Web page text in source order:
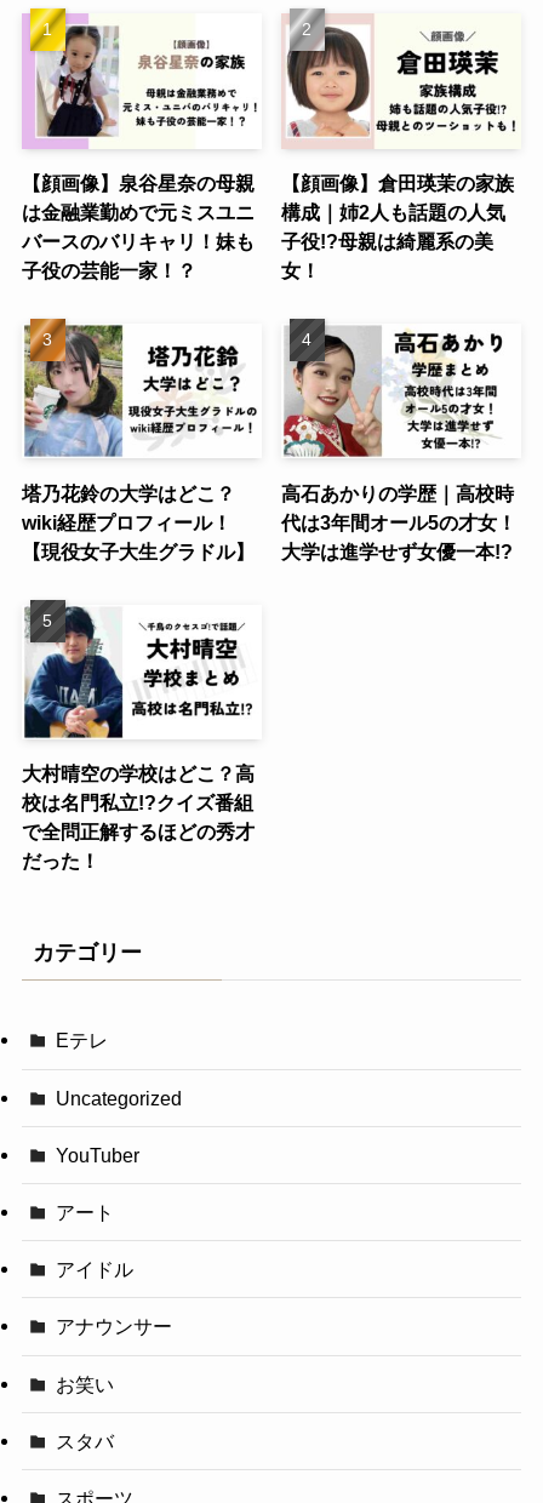
【顔画像】泉谷星奈の母親
は金融業勤めで元ミスユニ
バースのバリキャリ！妹も
子役の芸能一家！？
【顔画像】倉田瑛茉の家族
構成｜姉2人も話題の人気
子役!?母親は綺麗系の美
女！
塔乃花鈴の大学はどこ？
wiki経歴プロフィール！
【現役女子大生グラドル】
高石あかりの学歴｜高校時
代は3年間オール5の才女！
大学は進学せず女優一本!?
大村晴空の学校はどこ？高
校は名門私立!?クイズ番組
で全問正解するほどの秀才
だった！
カテゴリー
Eテレ
Uncategorized
YouTuber
アート
アイドル
アナウンサー
お笑い
スタバ
スポーツ